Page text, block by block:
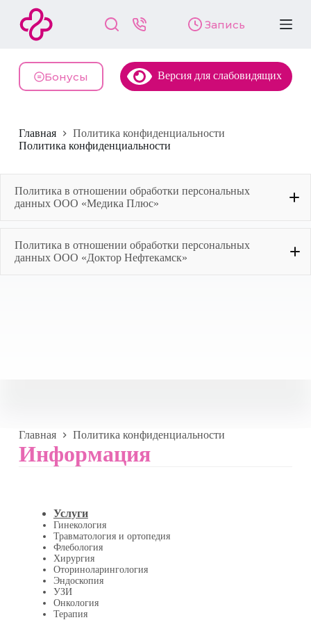
й
и
и
Запись
Бонусы Версия для слабовидящих
Главная
Политика конфиденциальности
Политика конфиденциальности
Политика в отношении обработки персональных
данных ООО «Медика Плюс»
Политика в отношении обработки персональных
данных ООО «Доктор Нефтекамск»
Главная Политика конфиденциальности
Информация
Услуги
Гинекология
Травматология и ортопедия
Флебология
Хирургия
Оториноларингология
Эндоскопия
УЗИ
Онкология
Терапия